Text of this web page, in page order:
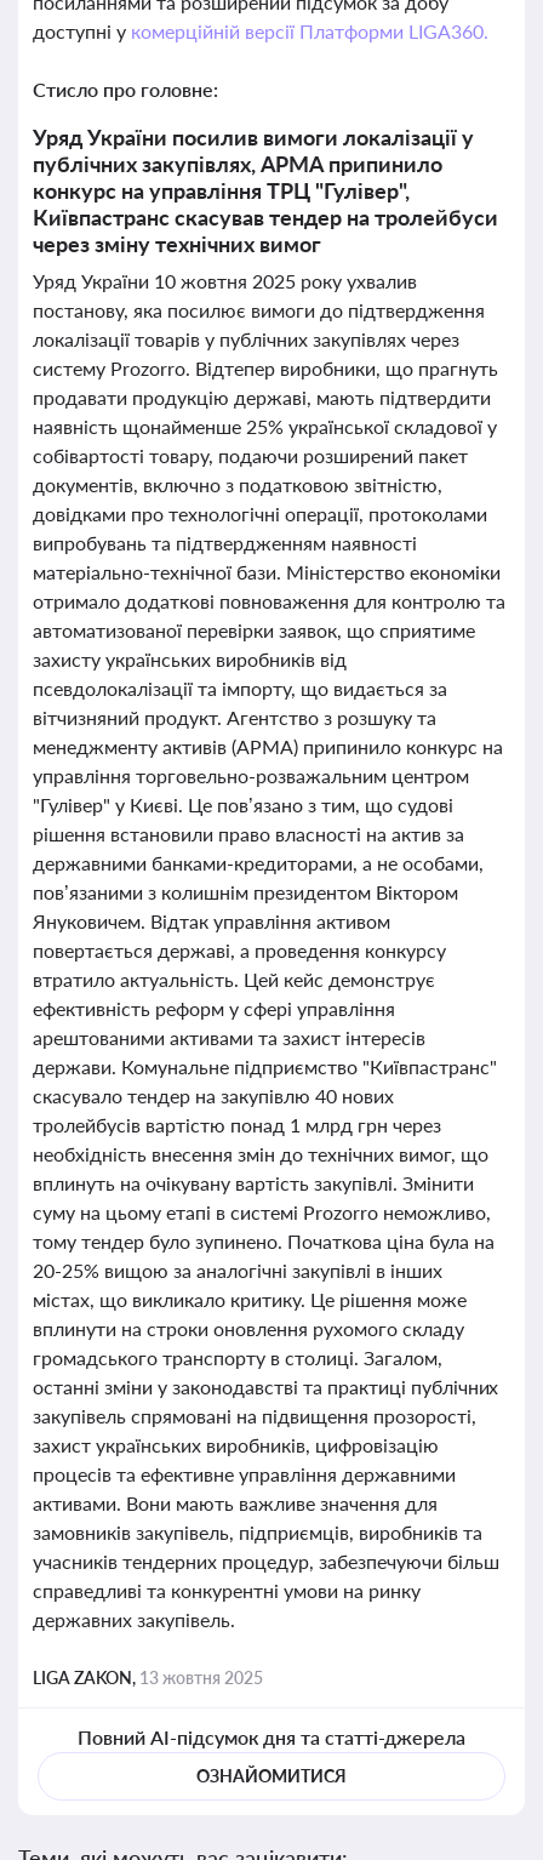
доступні у комерційній версії Платформи LIGA360.
Стисло про головне:
Уряд України посилив вимоги локалізації у
публічних закупівлях, АРМА припинило
конкурс на управління ТРЦ "Гулівер",
Київпастранс скасував тендер на тролейбуси
через зміну технічних вимог
Уряд України 10 жовтня 2025 року ухвалив
постанову, яка посилює вимоги до підтвердження
локалізації товарів у публічних закупівлях через
систему Prozorro. Відтепер виробники, що прагнуть
продавати продукцію державі, мають підтвердити
наявність щонайменше 25% української складової у
собівартості товару, подаючи розширений пакет
документів, включно з податковою звітністю,
довідками про технологічні операції, протоколами
випробувань та підтвердженням наявності
матеріально-технічної бази. Міністерство економіки
отримало додаткові повноваження для контролю та
автоматизованої перевірки заявок, що сприятиме
захисту українських виробників від
псевдолокалізації та імпорту, що видається за
вітчизняний продукт. Агентство з розшуку та
менеджменту активів (АРМА) припинило конкурс на
управління торговельно-розважальним центром
"Гулівер" у Києві. Це пов’язано з тим, що судові
рішення встановили право власності на актив за
державними банками-кредиторами, а не особами,
пов’язаними з колишнім президентом Віктором
Януковичем. Відтак управління активом
повертається державі, а проведення конкурсу
втратило актуальність. Цей кейс демонструє
ефективність реформ у сфері управління
арештованими активами та захист інтересів
держави. Комунальне підприємство "Київпастранс"
скасувало тендер на закупівлю 40 нових
тролейбусів вартістю понад 1 млрд грн через
необхідність внесення змін до технічних вимог, що
вплинуть на очікувану вартість закупівлі. Змінити
суму на цьому етапі в системі Prozorro неможливо,
тому тендер було зупинено. Початкова ціна була на
20-25% вищою за аналогічні закупівлі в інших
містах, що викликало критику. Це рішення може
вплинути на строки оновлення рухомого складу
громадського транспорту в столиці. Загалом,
останні зміни у законодавстві та практиці публічних
закупівель спрямовані на підвищення прозорості,
захист українських виробників, цифровізацію
процесів та ефективне управління державними
активами. Вони мають важливе значення для
замовників закупівель, підприємців, виробників та
учасників тендерних процедур, забезпечуючи більш
справедливі та конкурентні умови на ринку
державних закупівель.
LIGA ZAKON, 13 жовтня 2025
Повний AI-підсумок дня та статті-джерела
ОЗНАЙОМИТИСЯ